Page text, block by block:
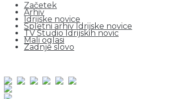
Začetek
Arhiv
Idrijske novice
Spletni arhiv Idrijske novice
TV Studio Idrijskih novic
Mali oglasi
Zadnje slovo